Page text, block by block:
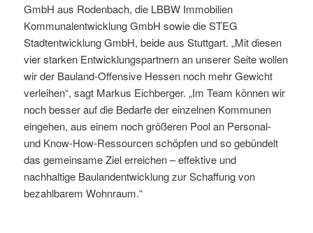
GmbH aus Rodenbach, die LBBW Immobilien
Kommunalentwicklung GmbH sowie die STEG
Stadtentwicklung GmbH, beide aus Stuttgart. „Mit diesen
vier starken Entwicklungspartnern an unserer Seite wollen
wir der Bauland-Offensive Hessen noch mehr Gewicht
verleihen“, sagt Markus Eichberger. „Im Team können wir
noch besser auf die Bedarfe der einzelnen Kommunen
eingehen, aus einem noch größeren Pool an Personal-
und Know-How-Ressourcen schöpfen und so gebündelt
das gemeinsame Ziel erreichen – effektive und
nachhaltige Baulandentwicklung zur Schaffung von
bezahlbarem Wohnraum.“